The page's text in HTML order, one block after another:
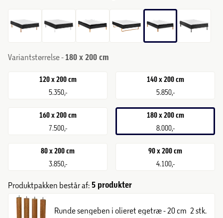
Variantstørrelse - 180 x 200 cm
120 x 200 cm
5.350,-
140 x 200 cm
5.850,-
160 x 200 cm
7.500,-
180 x 200 cm
8.000,-
80 x 200 cm
3.850,-
90 x 200 cm
4.100,-
Produktpakken består af: 5 produkter
Runde sengeben i olieret egetræ - 20 cm 2 stk.